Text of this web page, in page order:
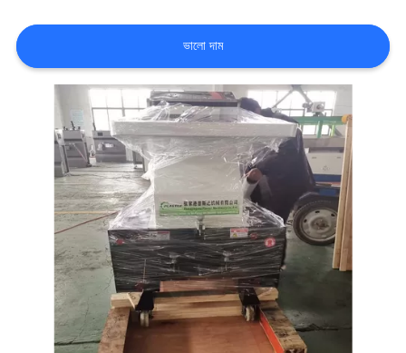
জন্য
আবেদন
PRIVACY
POLICY
ভালো দাম